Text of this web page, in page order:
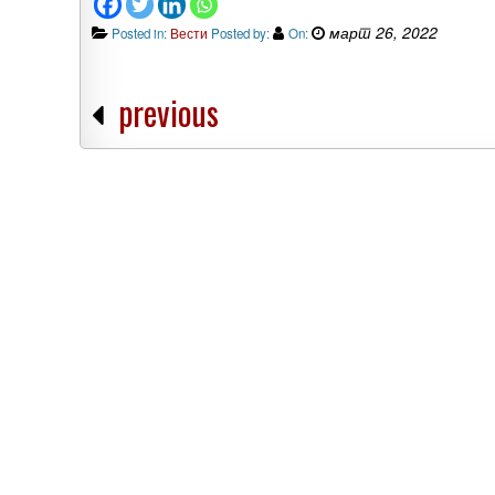
Posted in: Вести Posted by: On: март 26, 2022
previous